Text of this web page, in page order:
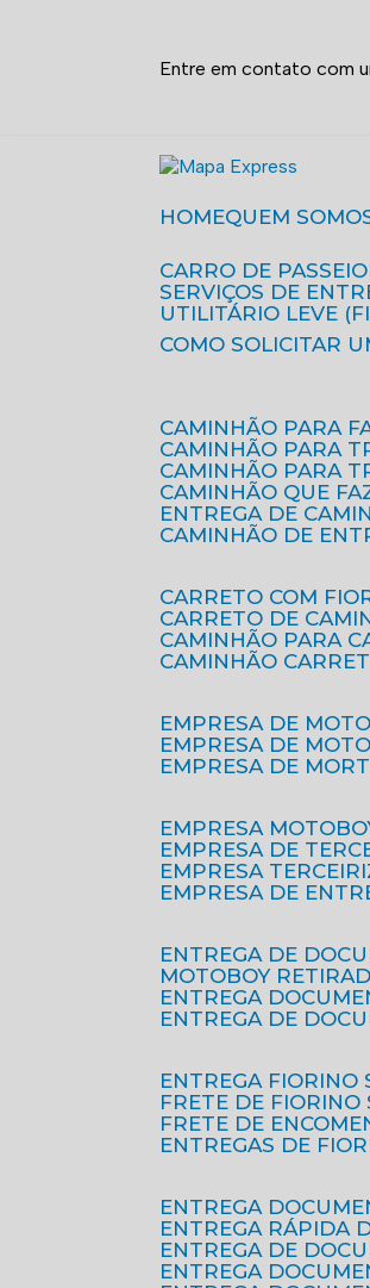
Entre em contato com
HOME
QUEM
CARRO DE PASSEIO
SERVIÇOS DE
UTILITÁRIO LEVE
COMO SOLICITAR
CAMINHÃO PARA
CAMINHÃO PARA
CAMINHÃO PARA
CAMINHÃO QUE
ENTREGA DE
CAMINHÃO DE
CARRETO COM
CARRETO DE
CAMINHÃO PARA
CAMINHÃO
EMPRESA DE
EMPRESA DE
EMPRESA DE
EMPRESA
EMPRESA DE
EMPRESA
EMPRESA DE
ENTREGA DE
MOTOBOY
ENTREGA
ENTREGA DE
ENTREGA
FRETE DE
FRETE DE
ENTREGAS DE
ENTREGA
ENTREGA RÁPIDA
ENTREGA DE
ENTREGA